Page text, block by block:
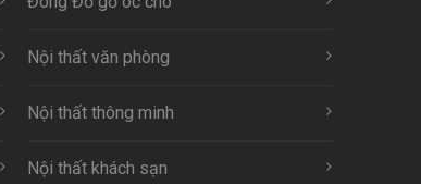
Nội thất văn phòng
Nội thất thông minh
Nội thất khách sạn